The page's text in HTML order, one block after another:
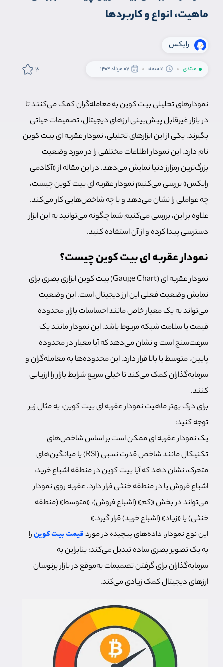
ماهیت، انواع و کاربردها
رابکس
مبتدی 1دقیقه 07 مرداد 1404 3
نمودارهای تحلیلی بیت کوین به معامله‌گران کمک می‌کنند تا
در بازار غیرقابل پیش‌بینی ارزهای دیجیتال، تصمیمات حیاتی
بگیرند. یکی از این ابزارهای تحلیلی، نمودار عقربه ای بیت کوین
نام دارد. این نمودار اطلاعات مختلفی را در مورد وضعیت
بزرگ‌ترین رمزارز دنیا نمایش می‌دهد. در این مقاله از «آکادمی
رابکس» بررسی می‌کنیم نمودار عقربه ای بیت کوین چیست،
چه عواملی را نشان می‌دهد و با چه شاخص‌هایی کار می‌کند.
علاوه بر این، بررسی می‌کنیم شما چگونه می‌توانید به این ابزار
دسترسی پیدا کرده و از آن استفاده کنید.
نمودار عقربه ای بیت کوین چیست؟
نمودار عقربه ای (Gauge Chart) بیت کوین ابزاری بصری برای
نمایش وضعیت فعلی این ارز دیجیتال است. این وضعیت
می‌تواند به یک معیار خاص مانند احساسات بازار، محدوده
قیمت یا سلامت شبکه مربوط باشد. این نمودار مانند یک
سرعت‌سنج است و نشان می‌دهد که آیا معیار در محدوده
پایین، متوسط ​​یا بالا قرار دارد. این محدوده‌ها به معامله‌گران و
سرمایه‌گذاران کمک می‌کند تا خیلی سریع شرایط بازار را ارزیابی
کنند.
برای درک بهتر ماهیت نمودار عقربه ای بیت کوین، به مثال زیر
توجه کنید:
یک نمودار عقربه ای ممکن است بر اساس شاخص‌های
تکنیکال مانند شاخص قدرت نسبی (RSI) یا میانگین‌های
متحرک، نشان دهد که آیا بیت کوین در منطقه اشباع خرید،
اشباع فروش یا در منطقه خنثی قرار دارد. عقربه روی نمودار
می‌تواند در بخش «کم» (اشباع فروش)، «متوسط» (منطقه
خنثی) یا «زیاد» (اشباع خرید) قرار گیرد.»
این نوع نمودار، داده‌های پیچیده در موردقیمت بیت کوینرا
به یک تصویر بصری ساده تبدیل می‌کند؛ بنابراین به
سرمایه‌گذاران برای گرفتن تصمیمات به‌موقع در بازار پرنوسان
ارزهای دیجیتال کمک زیادی می‌کند.